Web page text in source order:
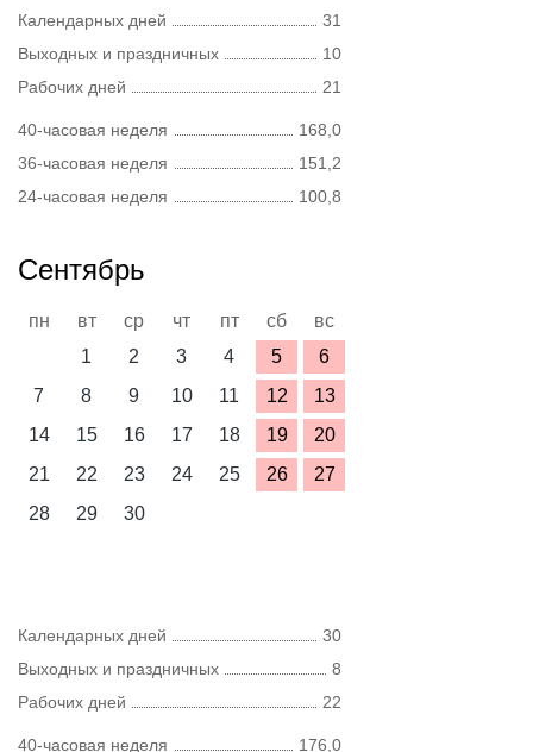
Календарных дней
31
Выходных и праздничных
10
Рабочих дней
21
40-часовая неделя
168,0
36-часовая неделя
151,2
24-часовая неделя
100,8
Сентябрь
пн вт ср чт пт сб
вс
1
2 3 4 5
6
7
8 9 10 11 12
13
14
15 16 17 18 19
20
21
22 23 24 25 26
27
28
29 30
Календарных дней
30
Выходных и праздничных
8
Рабочих дней
22
40-часовая неделя
176,0